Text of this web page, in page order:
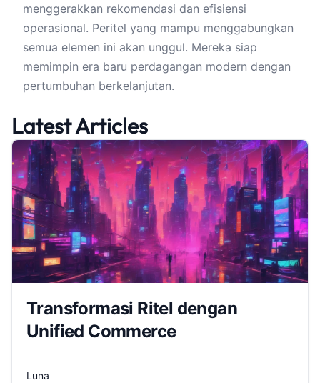
menggerakkan rekomendasi dan efisiensi
operasional. Peritel yang mampu menggabungkan
semua elemen ini akan unggul. Mereka siap
memimpin era baru perdagangan modern dengan
pertumbuhan berkelanjutan.
Latest Articles
Transformasi Ritel dengan
Unified Commerce
Luna